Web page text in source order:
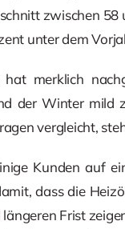
zwischen
unter dem
hat merklich
der Winter mild
vergleicht,
Kunden auf
dass die
Frist